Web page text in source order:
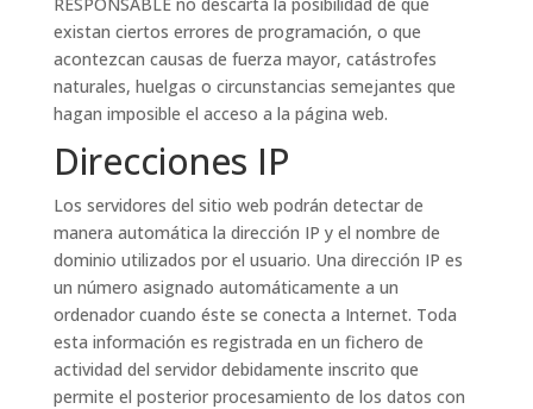
existan ciertos errores de programación, o que
acontezcan causas de fuerza mayor, catástrofes
naturales, huelgas o circunstancias semejantes que
hagan imposible el acceso a la página web.
Direcciones IP
Los servidores del sitio web podrán detectar de
manera automática la dirección IP y el nombre de
dominio utilizados por el usuario. Una dirección IP es
un número asignado automáticamente a un
ordenador cuando éste se conecta a Internet. Toda
esta información es registrada en un fichero de
actividad del servidor debidamente inscrito que
permite el posterior procesamiento de los datos con